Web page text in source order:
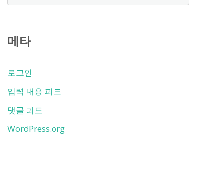
메타
로그인
입력 내용 피드
댓글 피드
WordPress.org